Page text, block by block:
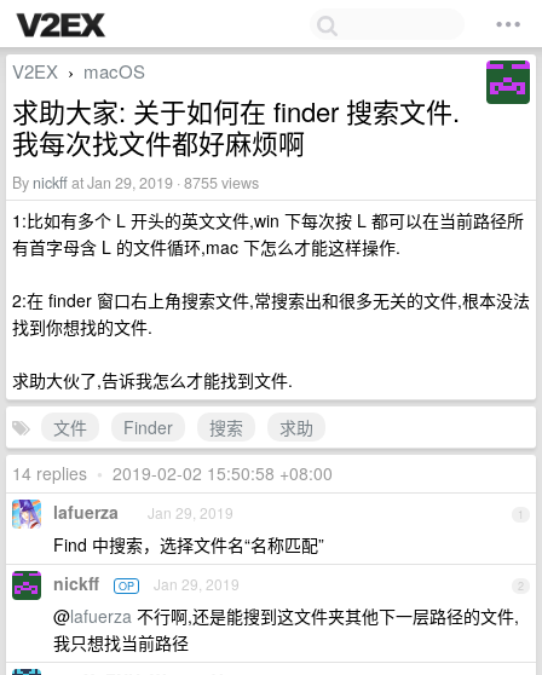
V2EX › macOS
求助大家: 关于如何在 finder 搜索文件.
我每次找文件都好麻烦啊
By nickffat Jan 29, 2019 · 8755 views
1:比如有多个 L 开头的英文文件,win 下每次按 L 都可以在当前路径所
有首字母含 L 的文件循环,mac 下怎么才能这样操作.
2:在 finder 窗口右上角搜索文件,常搜索出和很多无关的文件,根本没法
找到你想找的文件.
求助大伙了,告诉我怎么才能找到文件.
文件
Finder 搜索
求助
14 replies • 2019-02-02 15:50:58 +08:00
1
lafuerza Jan 29, 2019
Find 中搜索，选择文件名“名称匹配”
2
nickff OP Jan 29, 2019
@lafuerza 不行啊,还是能搜到这文件夹其他下一层路径的文件,
我只想找当前路径